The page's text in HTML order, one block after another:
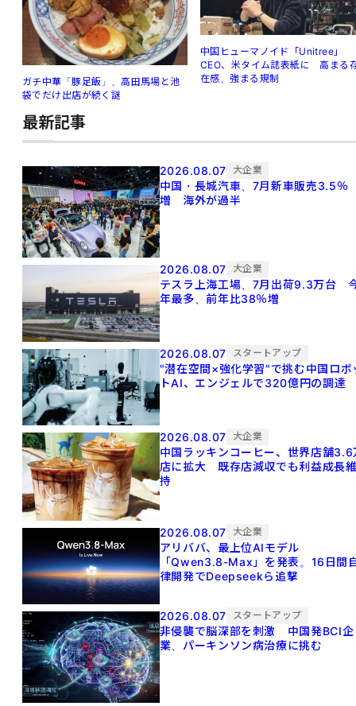
ガチ中華「豚足飯」、高田馬場と池
袋でだけ出店が続く謎
中国ヒューマノイド「Unitree」
CEO、米タイム誌表紙に 高まる
在感、強まる規制
最新記事
2026.08.07 大企業
中国・長城汽車、7月新車販売3.5％
増 海外が過半
2026.08.07 大企業
テスラ上海工場、7月出荷9.3万台
年最多、前年比38％増
2026.08.07 スタートアップ
"潜在空間×強化学習"で挑む中国ロボ
トAI、エンジェルで320億円の調達
2026.08.07 大企業
中国ラッキンコーヒー、世界店舗3.6
店に拡大 既存店減収でも利益成長
持
2026.08.07 大企業
アリババ、最上位AIモデル
「Qwen3.8-Max」を発表。16日間
律開発でDeepseekら追撃
2026.08.07 スタートアップ
非侵襲で脳深部を刺激 中国発BCI企
業、パーキンソン病治療に挑む